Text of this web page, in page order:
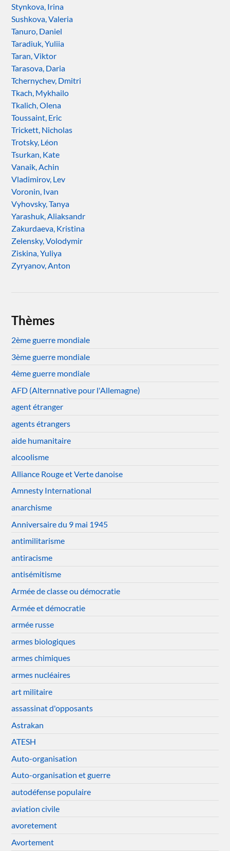
Stynkova, Irina
Sushkova, Valeria
Tanuro, Daniel
Taradiuk, Yuliia
Taran, Viktor
Tarasova, Daria
Tchernychev, Dmitri
Tkach, Mykhailo
Tkalich, Olena
Toussaint, Eric
Trickett, Nicholas
Trotsky, Léon
Tsurkan, Kate
Vanaik, Achin
Vladimirov, Lev
Voronin, Ivan
Vyhovsky, Tanya
Yarashuk, Aliaksandr
Zakurdaeva, Kristina
Zelensky, Volodymir
Ziskina, Yuliya
Zyryanov, Anton
Thèmes
2ème guerre mondiale
3ème guerre mondiale
4ème guerre mondiale
AFD (Alternnative pour l'Allemagne)
agent étranger
agents étrangers
aide humanitaire
alcoolisme
Alliance Rouge et Verte danoise
Amnesty International
anarchisme
Anniversaire du 9 mai 1945
antimilitarisme
antiracisme
antisémitisme
Armée de classe ou démocratie
Armée et démocratie
armée russe
armes biologiques
armes chimiques
armes nucléaires
art militaire
assassinat d'opposants
Astrakan
ATESH
Auto-organisation
Auto-organisation et guerre
autodéfense populaire
aviation civile
avoretement
Avortement